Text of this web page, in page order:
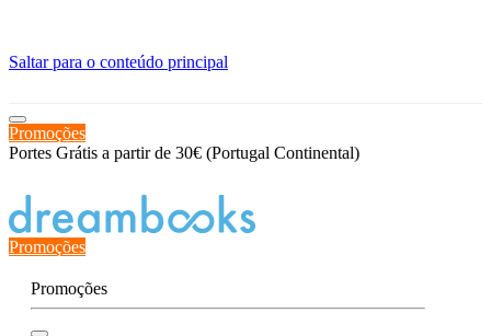
Saltar para o conteúdo principal
Promoções
Portes Grátis a partir de 30€ (Portugal Continental)
Promoções
Promoções
≡